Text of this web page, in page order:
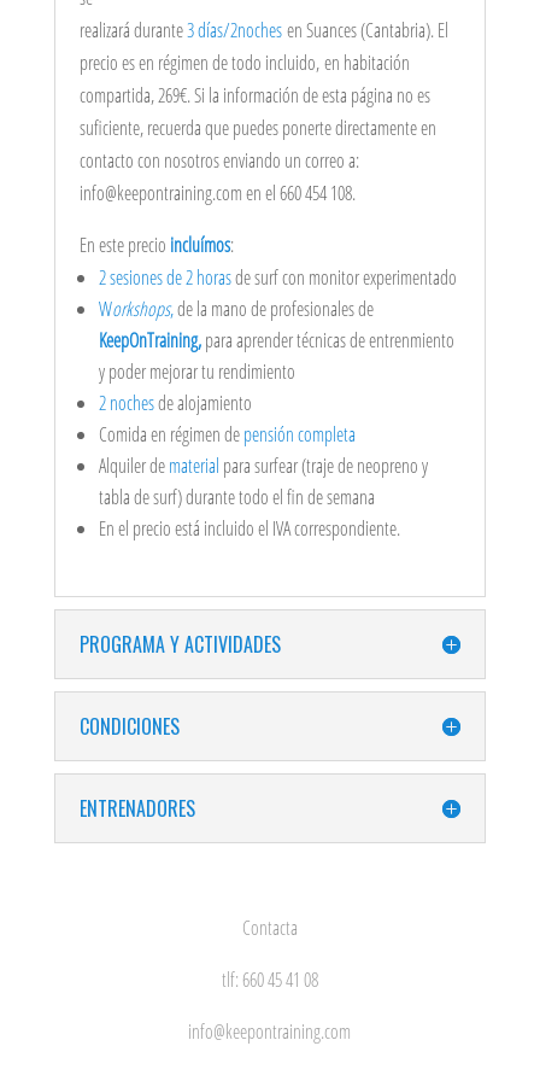
realizará durante3 días/2nochesen Suances (Cantabria). El
precio es en régimen de todo incluido,en habitación
compartida, 269€. Si la información de esta página no es
suficiente, recuerda que puedes ponerte directamente en
contacto con nosotros enviando un correo a:
info@keepontraining.com en el 660 454 108.
En este precio incluímos:
2 sesiones de 2 horasde surf con monitor experimentado
Workshops,de la mano de profesionales de
KeepOnTraining,para aprender técnicas de entrenmiento
y poder mejorar tu rendimiento
2 nochesde alojamiento
Comida en régimen depensión completa
Alquiler dematerial para surfear (traje de neopreno y
tabla de surf) durante todo el fin de semana
En el precio está incluido el IVA correspondiente.
PROGRAMA Y ACTIVIDADES
CONDICIONES
ENTRENADORES
Contacta
tlf: 660 45 41 08
info@keepontraining.com